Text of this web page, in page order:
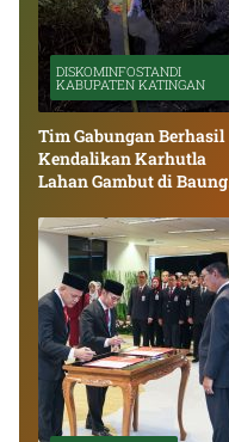
DISKOMINFOSTANDI
KABUPATEN KATINGAN
Tim Gabungan Berhasil
Kendalikan Karhutla
Lahan Gambut di Baung